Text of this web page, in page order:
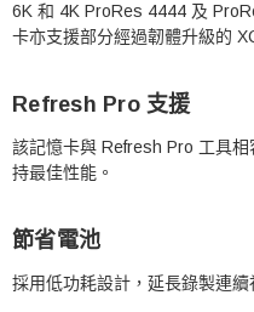
6K 和 4K ProRes 4444 及
卡亦支援部分經過韌體升級的
Refresh Pro 支援
該記憶卡與 Refresh Pro 工具
持最佳性能。
節省電池
採用低功耗設計，延長錄製連續